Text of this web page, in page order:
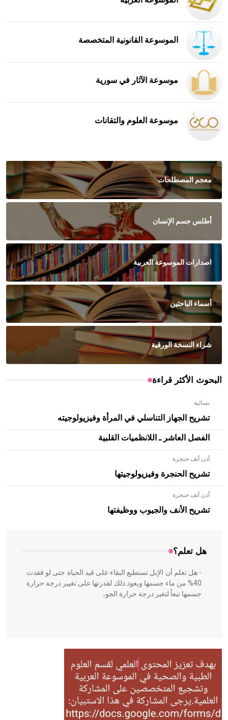
الموسوعة القانونية المتخصصة
موسوعة الآثار في سورية
موسوعة العلوم والتقانات
معجم المصطلحات
أطلس جسم الإنسان
اصدارات الموسوعة العربية
أسماء الباحثين
شراء النسخة الورقية
البحوث الأكثر قراءة
نسائية
تشريح الجهاز التناسلي في المرأة وفيزيولوجيته
الفصل العاشر ـ اللانظميات القلبية
أذن أنف حنجرة
تشريح الحنجرة وفيزيولوجيتها
أذن أنف حنجرة
تشريح الأنف والجيوب ووظيفتها
هل تعلم؟
- هل تعلم أن الأبلق نوع من الفنون الهندسية التي ارتبطت
بالعمارة الإسلامية في بلاد الشام ومصر خاصة، حيث يحرص
المعمار على بناء مداميكه وخاصة في الواجهات
- هل تعلم أن الإبل تستطيع البقاء على قيد الحياة حتى لو فقدت
40% من ماء جسمها ويعود ذلك لقدرتها على تغيير درجة حرارة
جسمها تبعاً لتغير درجة حرارة الجو،
- هل تعلم أن أبقراط كتب في الطب أربعة مؤلفات هي:
الحكم، الأدلة، تنظيم التغذية، ورسالته في جروح الرأس. ويعود
له الفضل بأنه حرر الطب من الدين والفلسفة.